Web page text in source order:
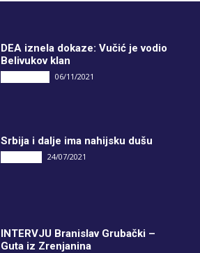
DEA iznela dokaze: Vučić je vodio
Belivukov klan
06/11/2021
Srbija i dalje ima nahijsku dušu
24/07/2021
INTERVJU Branislav Grubački –
Guta iz Zrenjanina